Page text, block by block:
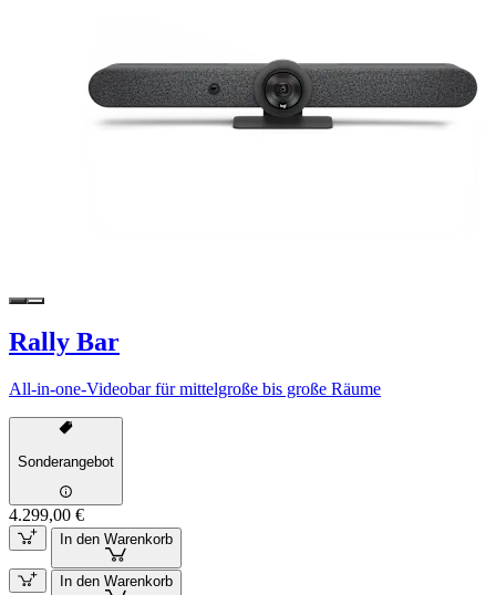
Rally Bar
All-in-one-Videobar für mittelgroße bis große Räume
Sonderangebot
4.299,00 €
In den Warenkorb
In den Warenkorb